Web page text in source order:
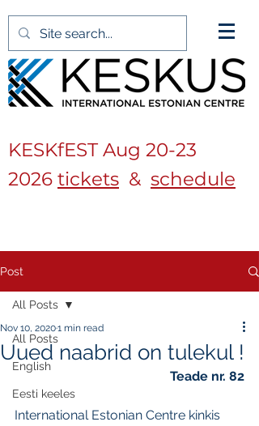
KESKfEST Aug 20-23
2026 tickets & schedule
Post
All Posts
English
Eesti keeles
All Posts
Uued naabrid on tulekul !
Nov 10, 20201 min read
Teade nr. 82
International Estonian Centre kinkis